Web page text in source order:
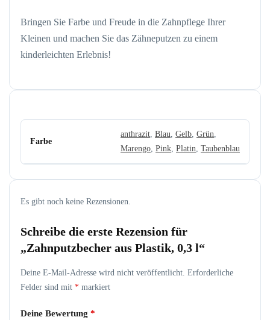
Bringen Sie Farbe und Freude in die Zahnpflege Ihrer
Kleinen und machen Sie das Zähneputzen zu einem
kinderleichten Erlebnis!
Farbe
anthrazit Blau Gelb Grün
Marengo Pink Platin Taubenblau
Es gibt noch keine Rezensionen.
Schreibe die erste Rezension für
„Zahnputzbecher aus Plastik, 0,3 l“
Deine E-Mail-Adresse wird nicht veröffentlicht. Erforderliche
Felder sind mit * markiert
Deine Bewertung *